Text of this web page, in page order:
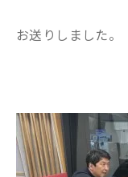
お送りしました。